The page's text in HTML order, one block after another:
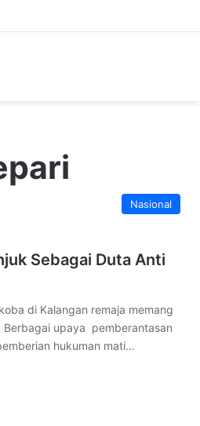
Nasional
Sebagai Duta Anti
di Kalangan remaja memang
Berbagai upaya pemberantasan
hukuman mati…